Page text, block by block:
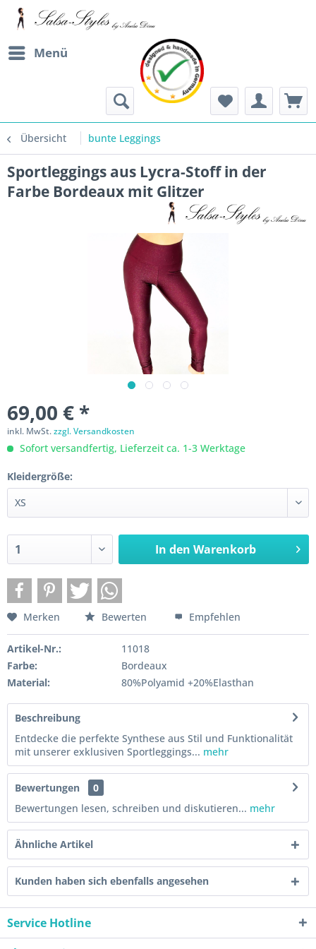
Menü
Übersicht bunte Leggings
Sportleggings aus Lycra-Stoff in der
Farbe Bordeaux mit Glitzer
69,00 € *
inkl. MwSt.zzgl. Versandkosten
Sofort versandfertig, Lieferzeit ca. 1-3 Werktage
Kleidergröße:
In den Warenkorb
Merken Bewerten Empfehlen
Artikel-Nr.:
11018
Farbe:
Bordeaux
Material:
80%Polyamid +20%Elasthan
Beschreibung
Entdecke die perfekte Synthese aus Stil und Funktionalität
mit unserer exklusiven Sportleggings... mehr
Bewertungen
0
Bewertungen lesen, schreiben und diskutieren... mehr
Ähnliche Artikel
Kunden haben sich ebenfalls angesehen
Service Hotline